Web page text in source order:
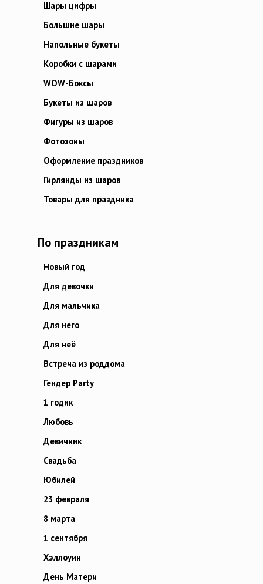
Шары цифры
Большие шары
Напольные букеты
Коробки с шарами
WOW-Боксы
Букеты из шаров
Фигуры из шаров
Фотозоны
Оформление праздников
Гирлянды из шаров
Товары для праздника
По праздникам
Новый год
Для девочки
Для мальчика
Для него
Для неё
Встреча из роддома
Гендер Party
1 годик
Любовь
Девичник
Свадьба
Юбилей
23 февраля
8 марта
1 сентября
Хэллоуин
День Матери